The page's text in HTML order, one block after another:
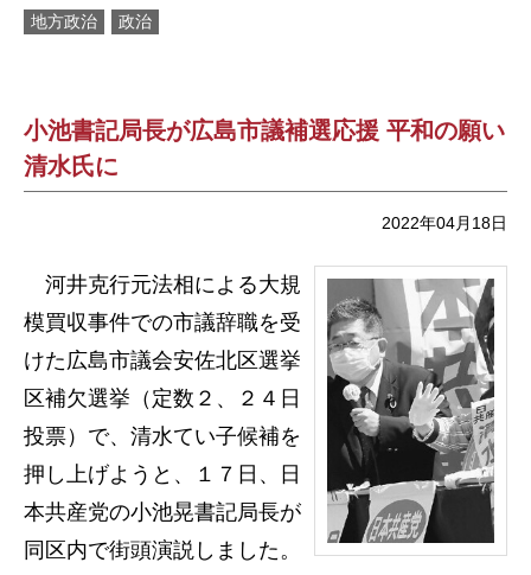
地方政治 政治
小池書記局長が広島市議補選応援 平和の願い
清水氏に
2022年04月18日
河井克行元法相による大規
模買収事件での市議辞職を受
けた広島市議会安佐北区選挙
区補欠選挙（定数２、２４日
投票）で、清水てい子候補を
押し上げようと、１７日、日
本共産党の小池晃書記局長が
同区内で街頭演説しました。